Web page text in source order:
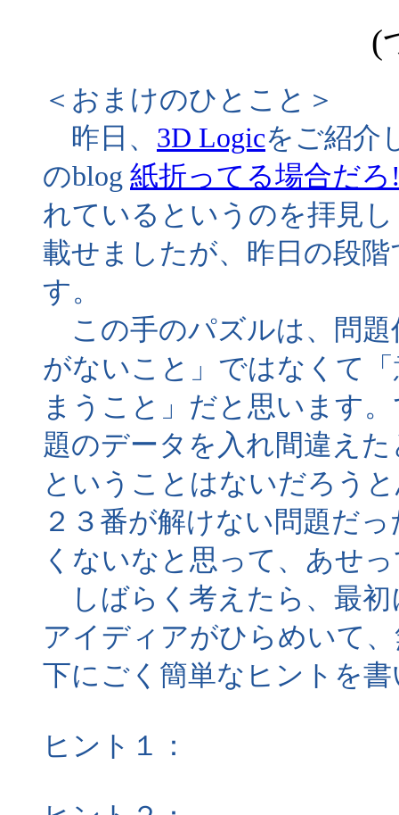
(
＜おまけのひとこと＞
昨日、 3D Logicをご紹介
のblog 紙折ってる場合だ
れているというのを拝見
載せましたが、昨日の段
す。
この手のパズルは、問題
がないこと」ではなくて
まうこと」だと思います
題のデータを入れ間違え
ということはないだろう
２３番が解けない問題だ
くないなと思って、あせ
しばらく考えたら、最初
アイディアがひらめいて
下にごく簡単なヒントを
ヒント１：